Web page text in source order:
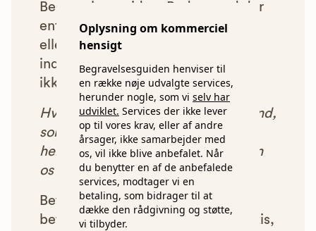
Oplysning om kommerciel
hensigt
Begravelsesguiden henviser til
en række nøje udvalgte services,
herunder nogle, som vi selv har
udviklet. Services der ikke lever
op til vores krav, eller af andre
årsager, ikke samarbejder med
os, vil ikke blive anbefalet. Når
du benytter en af de anbefalede
services, modtager vi en
betaling, som bidrager til at
dække den rådgivning og støtte,
vi tilbyder.
Begravelsesguiden. Bedemænd der
enten ikke lever op til vores krav,
eller som af andre årsager ikke har
indgået et samarbejde med os, vil
ikke blive vist i vores anbefalinger.
Hver gang du benytter en bedemand,
som vi har godkendt, anbefalet og
henvist dig til, betaler bedemanden
os et beløb for denne henvisning.
Betalingen for vores henvisninger
betyder, at vores rådgivning er gratis,